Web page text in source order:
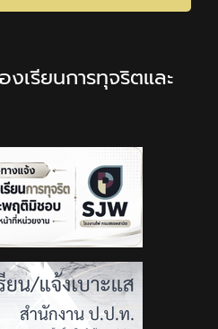
เรียนการทุจริตและ